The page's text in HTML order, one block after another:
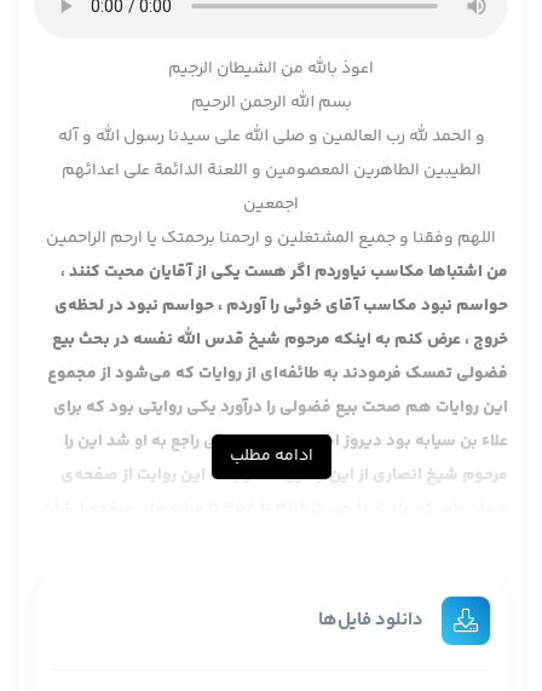
اعوذ بالله من الشیطان الرجیم
بسم الله الرحمن الرحیم
و الحمد لله رب العالمین و صلی الله علی سیدنا رسول الله و آله
الطیبین الطاهرین المعصومین و اللعنة الدائمة علی اعدائهم
اجمعین
اللهم وفقنا و جمیع المشتغلین و ارحمنا برحمتک یا ارحم الراحمین
من اشتباها مکاسب نیاوردم اگر هست یکی از آقایان محبت کنند ،
حواسم نبود مکاسب آقای خوئی را آوردم ، حواسم نبود در لحظه‌ی
خروج ، عرض کنم به اینکه مرحوم شیخ قدس الله نفسه در بحث بیع
فضولی تمسک فرمودند به طائفه‌ای از روایات که می‌شود از مجموع
این روایات هم صحت بیع فضولی را درآورد یکی روایتی بود که برای
علاء بن سیابه بود دیروز اشاره کردیم و بحثی راجع به او شد این را
مرحوم شیخ انصاری از این جا آوردند در بحث این روایت از صفحه‌ی
آقای بروجردی آقایان اگر داشتند دیدم پیدا نکردند ایشان در کتاب
نکاح آورده است. لکن انصافش حق این است که در کتاب وکالت آورده
ادامه مطلب
دانلود فایل‌ها